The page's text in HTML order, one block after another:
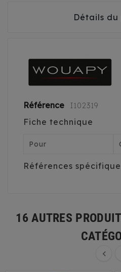
Détails
Référence I102319
Fiche technique
Pour
Références
16 AUTRES
